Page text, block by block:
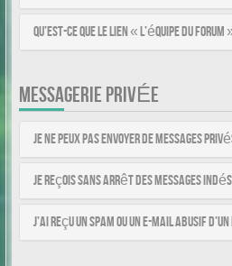
Qu’est-ce que le lien « L’équipe du forum
MESSAGERIE PRIVÉE
Je ne peux pas envoyer de messages
Je reçois sans arrêt des messages
J’ai reçu un spam ou un e-mail abusif